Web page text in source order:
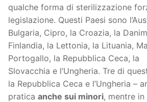
qualche forma di sterilizzazione
legislazione. Questi Paesi sono
Bulgaria, Cipro, la Croazia, la
Finlandia, la Lettonia, la Lituania,
Portogallo, la Repubblica Ceca, la
Slovacchia e l’Ungheria. Tre di
la Repubblica Ceca e l’Ungheria –
pratica anche sui minori, mentre